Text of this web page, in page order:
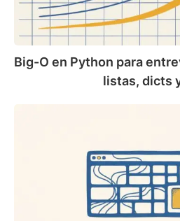
el
de
Big-O en Python para
listas, dicts
—
+